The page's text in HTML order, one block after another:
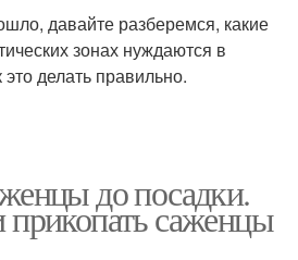
давайте разберемся, какие
зонах нуждаются в
делать правильно.
до посадки.
саженцы